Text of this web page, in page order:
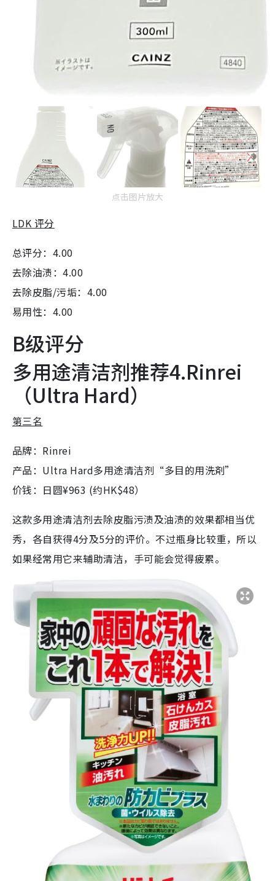
点击图片放大
LDK 评分
总评分：4.00
去除油渍：4.00
去除皮脂/污垢：4.00
易用性：4.00
B级评分
多用途清洁剂推荐4.Rinrei
（Ultra Hard）
第三名
品牌：Rinrei
产品：Ultra Hard多用途清洁剂“多目的用洗剤”
价钱：日圆¥963 (约HK$48）
这款多用途清洁剂去除皮脂污渍及油渍的效果都相当优
秀，各自获得4分及5分的评价。不过瓶身比较重，所以
如果经常用它来辅助清洁，手可能会觉得疲累。